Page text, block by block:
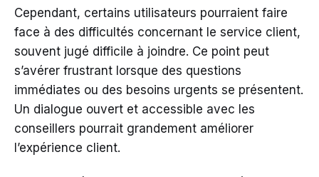
Cependant, certains utilisateurs pourraient faire
face à des difficultés concernant le service client,
souvent jugé difficile à joindre. Ce point peut
s’avérer frustrant lorsque des questions
immédiates ou des besoins urgents se présentent.
Un dialogue ouvert et accessible avec les
conseillers pourrait grandement améliorer
l’expérience client.